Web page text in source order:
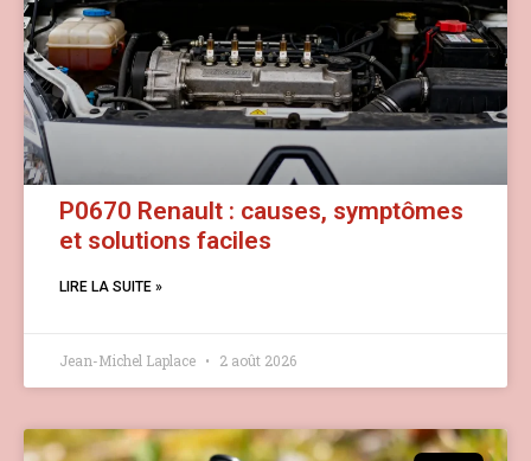
P0670 Renault : causes, symptômes
et solutions faciles
LIRE LA SUITE »
Jean-Michel Laplace 2 août 2026